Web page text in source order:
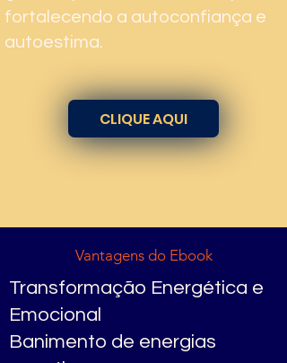
fortalecendo a autoconfiança e
autoestima.
CLIQUE AQUI
Vantagens do Ebook
Transformação Energética e
Emocional
Banimento de energias